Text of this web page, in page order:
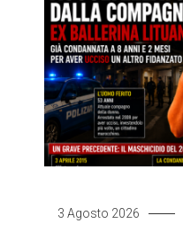
3 Agosto 2026